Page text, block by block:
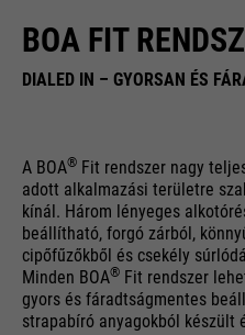
BOA FIT
DIALED IN – GYORSAN ÉS
A BOA® Fit rendszer nagy
adott alkalmazási területre
kínál. Három lényeges
beállítható, forgó zárból,
cipőfűzőkből és csekély
Minden BOA® Fit rendszer
gyors és fáradtságmentes
strapabíró anyagokból készült